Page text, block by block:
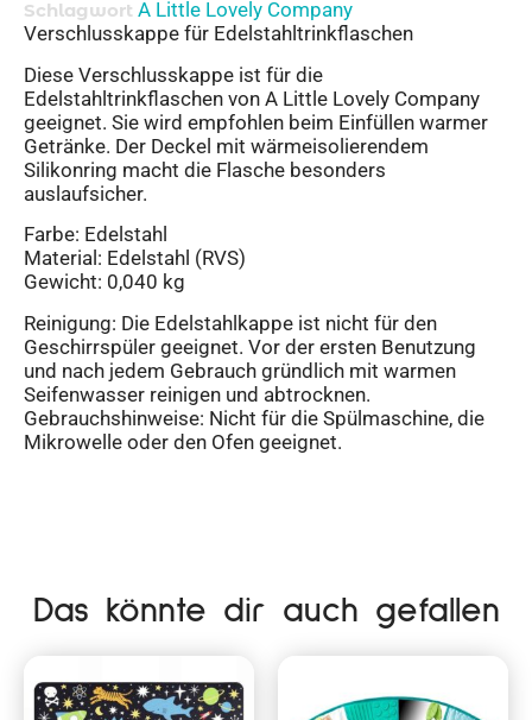
Schlagwort A Little Lovely Company
Verschlusskappe für Edelstahltrinkflaschen
Diese Verschlusskappe ist für die
Edelstahltrinkflaschen von A Little Lovely Company
geeignet. Sie wird empfohlen beim Einfüllen warmer
Getränke. Der Deckel mit wärmeisolierendem
Silikonring macht die Flasche besonders
auslaufsicher.
Farbe: Edelstahl
Material: Edelstahl (RVS)
Gewicht: 0,040 kg
Reinigung: Die Edelstahlkappe ist nicht für den
Geschirrspüler geeignet. Vor der ersten Benutzung
und nach jedem Gebrauch gründlich mit warmen
Seifenwasser reinigen und abtrocknen.
Gebrauchshinweise: Nicht für die Spülmaschine, die
Mikrowelle oder den Ofen geeignet.
Das könnte dir auch gefallen